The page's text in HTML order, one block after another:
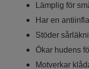
Lämplig för
Har en
Stöder
Ökar hudens
Motverkar